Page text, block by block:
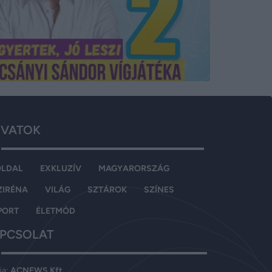
EXKLUZÍV MAGYARORSZÁG
VILÁG SZTÁROK SZÍNES
ÉLETMÓD